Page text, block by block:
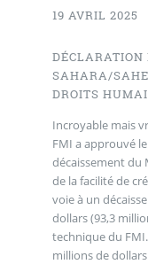
19 AVRIL 2025
DÉCLARATION
SAHARA/
DROITS
Incroyable mais
FMI a approuvé
décaissement du
de la facilité de
voie à un
dollars (93,3
technique du
millions de